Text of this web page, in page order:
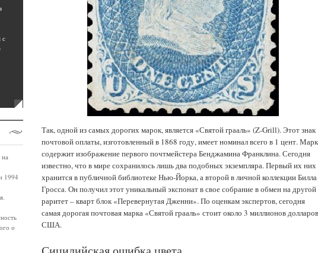
Так, одной из самых дорогих марок, является «Святой грааль» (Z-Grill). Этот знак
почтовой оплаты, изготовленный в 1868 году, имеет номинал всего в 1 цент.
содержит изображение первого почтмейстера Бенджамина Франклина. Сегодня
известно, что в мире сохранилось лишь два подобных экземпляра. Первый их них
хранится в публичной библиотеке Нью-Йорка, а второй в личной коллекции Билла
Гросса. Он получил этот уникальный экспонат в свое собрание в обмен на другой
раритет – кварт блок «Перевернутая Дженни». По оценкам экспертов, сегодня
самая дорогая почтовая марка «Святой грааль» стоит около 3 миллионов
США.
Сицилийская ошибка цвета
с
на
1994
о